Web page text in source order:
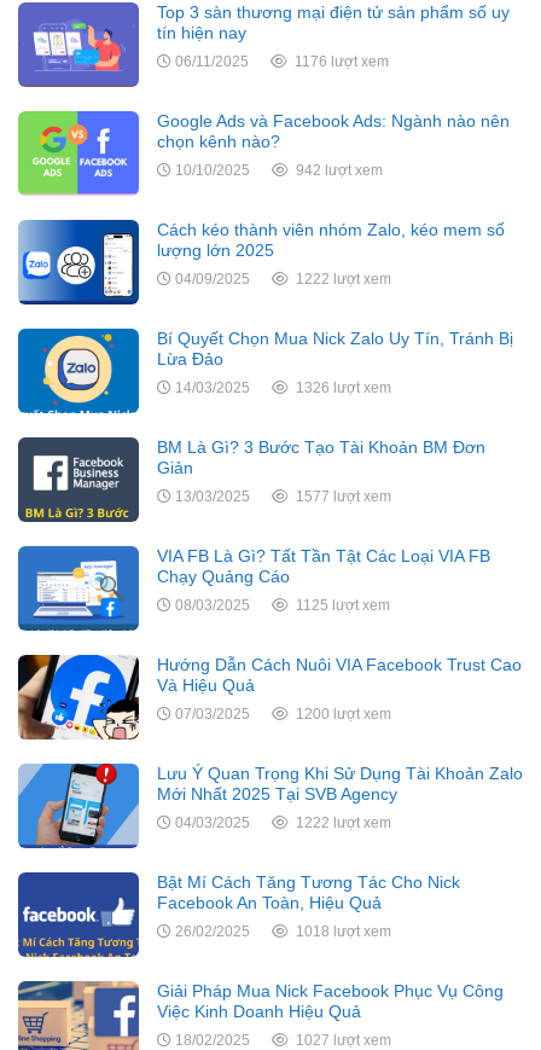
Top 3 sàn thương mại điện tử sản phẩm số uy
tín hiện nay
06/11/2025 1176 lượt xem
Google Ads và Facebook Ads: Ngành nào nên
chọn kênh nào?
10/10/2025 942 lượt xem
Cách kéo thành viên nhóm Zalo, kéo mem số
lượng lớn 2025
04/09/2025 1222 lượt xem
Bí Quyết Chọn Mua Nick Zalo Uy Tín, Tránh Bị
Lừa Đảo
14/03/2025 1326 lượt xem
BM Là Gì? 3 Bước Tạo Tài Khoản BM Đơn
Giản
13/03/2025 1577 lượt xem
VIA FB Là Gì? Tất Tần Tật Các Loại VIA FB
Chạy Quảng Cáo
08/03/2025 1125 lượt xem
Hướng Dẫn Cách Nuôi VIA Facebook Trust Cao
Và Hiệu Quả
07/03/2025 1200 lượt xem
Lưu Ý Quan Trọng Khi Sử Dụng Tài Khoản Zalo
Mới Nhất 2025 Tại SVB Agency
04/03/2025 1222 lượt xem
Bật Mí Cách Tăng Tương Tác Cho Nick
Facebook An Toàn, Hiệu Quả
26/02/2025 1018 lượt xem
Giải Pháp Mua Nick Facebook Phục Vụ Công
Việc Kinh Doanh Hiệu Quả
18/02/2025 1027 lượt xem